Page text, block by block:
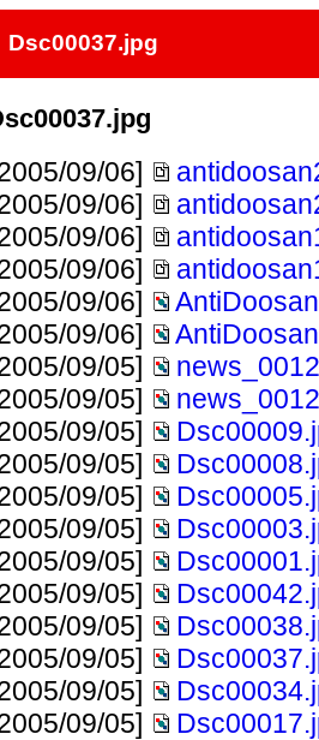
Dsc00037.jpg
09/06]
09/06]
09/06]
09/06]
09/06]
09/06]
09/05]
09/05]
09/05]
09/05]
09/05]
09/05]
09/05]
09/05]
09/05]
09/05]
09/05]
09/05]